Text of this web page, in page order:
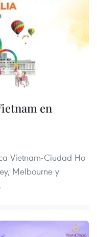
en
Vietnam-Ciudad Ho
Melbourne y